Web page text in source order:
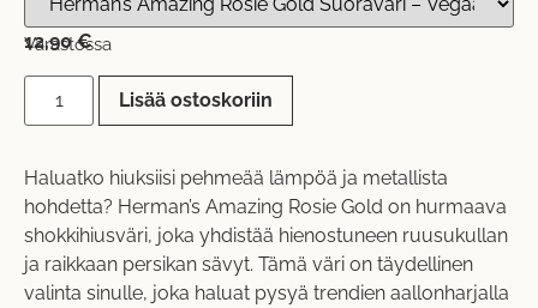
12,90€
Varastossa
Lisää ostoskoriin
Haluatko hiuksiisi pehmeää lämpöä ja metallista
hohdetta? Herman’s Amazing Rosie Gold on hurmaava
shokkihiusväri, joka yhdistää hienostuneen ruusukullan
ja raikkaan persikan sävyt. Tämä väri on täydellinen
valinta sinulle, joka haluat pysyä trendien aallonharjalla